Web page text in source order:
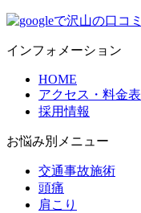
インフォメーション
HOME
アクセス・料金表
採用情報
お悩み別メニュー
交通事故施術
頭痛
肩こり